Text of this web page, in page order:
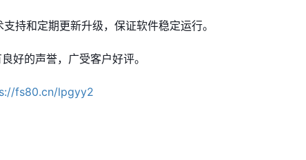
持和定期更新升级，保证软件稳定运行。
好的声誉，广受客户好评。
fs80.cn/lpgyy2